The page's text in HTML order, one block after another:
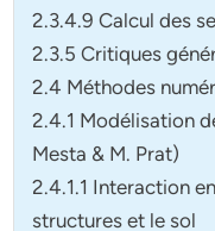
2.3.4.9 Calcul des
2.3.5 Critiques
2.4 Méthodes
2.4.1 Modélisation
Mesta & M. Prat)
2.4.1.1 Interaction
structures et le sol